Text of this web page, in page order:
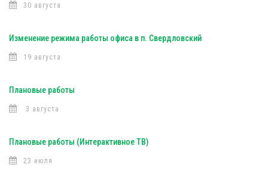
30 августа
Изменение режима работы офиса в п. Свердловский
19 августа
Плановые работы
3 августа
Плановые работы (Интерактивное ТВ)
23 июля